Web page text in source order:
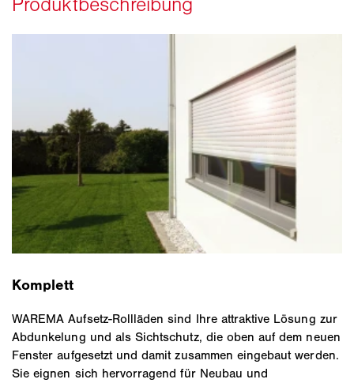
Komplett
WAREMA Aufsetz-Rollläden sind Ihre attraktive Lösung zur
Abdunkelung und als Sichtschutz, die oben auf dem neuen
Fenster aufgesetzt und damit zusammen eingebaut werden.
Sie eignen sich hervorragend für Neubau und